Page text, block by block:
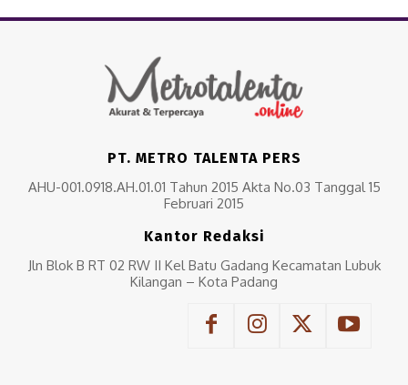
PT. METRO TALENTA PERS
AHU-001.0918.AH.01.01 Tahun 2015 Akta No.03 Tanggal 15
Februari 2015
Kantor Redaksi
Jln Blok B RT 02 RW II Kel Batu Gadang Kecamatan Lubuk
Kilangan – Kota Padang